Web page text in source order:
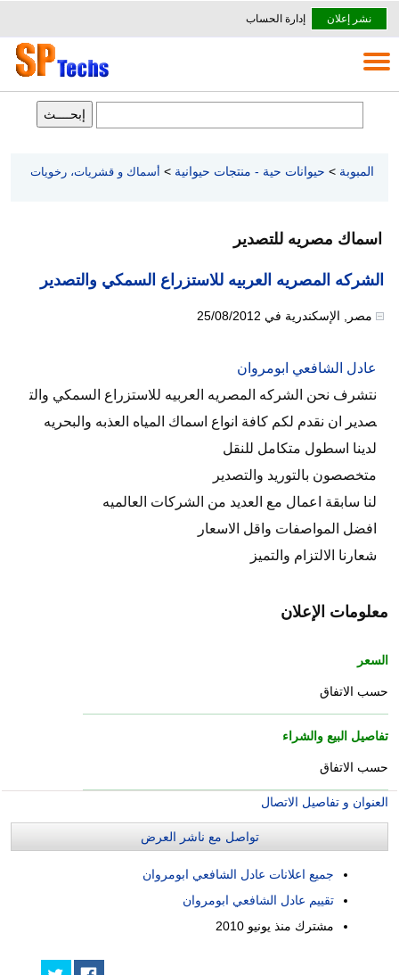
نشر إعلان إدارة الحساب
المبوبة > حيوانات حية - منتجات حيوانية > أسماك و قشريات، رخويات
اسماك مصريه للتصدير
الشركه المصريه العربيه للاستزراع السمكي والتصدير
مصر الإسكندرية في 25/08/2012
عادل الشافعي ابومروان
نتشرف نحن الشركه المصريه العربيه للاستزراع السمكي والت
صدير ان نقدم لكم كافة انواع اسماك المياه العذبه والبحريه
لدينا اسطول متكامل للنقل
متخصصون بالتوريد والتصدير
لنا سابقة اعمال مع العديد من الشركات العالميه
افضل المواصفات واقل الاسعار
شعارنا الالتزام والتميز
معلومات الإعلان
السعر
حسب الاتفاق
تفاصيل البيع والشراء
حسب الاتفاق
العنوان و تفاصيل الاتصال
تواصل مع ناشر العرض
جميع اعلانات عادل الشافعي ابومروان
تقييم عادل الشافعي ابومروان
مشترك منذ يونيو 2010